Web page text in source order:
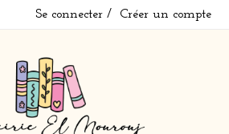
Se connecter Créer un compte